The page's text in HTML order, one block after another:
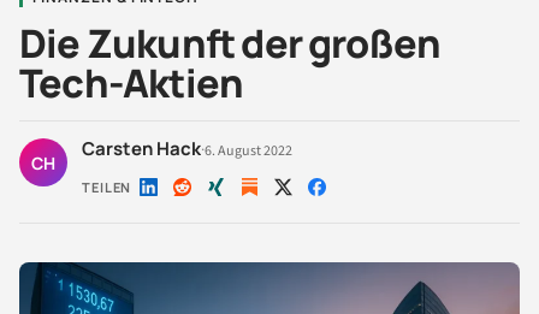
Die Zukunft der großen
Tech-Aktien
CH
Carsten Hack·6. August 2022
TEILEN Auf Auf Auf Auf Auf